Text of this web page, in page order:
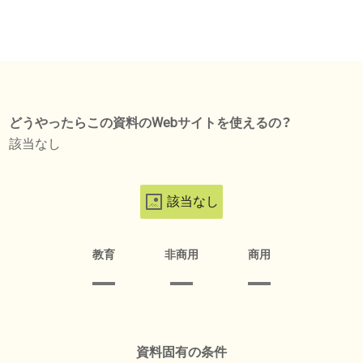
どうやったらこの資料のWebサイトを使えるの？
該当なし
該当なし
教育 非商用 商用
資料固有の条件